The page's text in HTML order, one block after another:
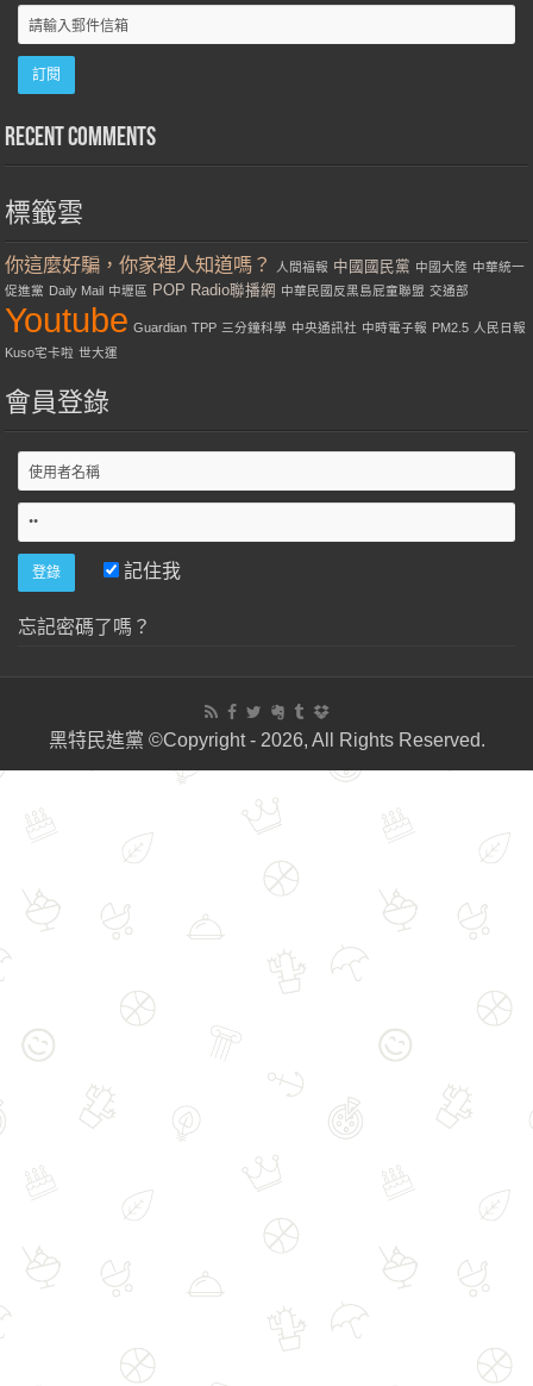
Recent Comments
標籤雲
你這麼好騙，你家裡人知道嗎？ 人間福報 中國國民黨 中國大陸 中華統一
促進黨 Daily Mail 中壢區 POP Radio聯播網 中華民國反黑島屁童聯盟 交通部
Youtube Guardian TPP 三分鐘科學 中央通訊社 中時電子報 PM2.5 人民日報
Kuso宅卡啦 世大運
會員登錄
記住我
忘記密碼了嗎？
黑特民進黨 ©Copyright - 2026, All Rights Reserved.